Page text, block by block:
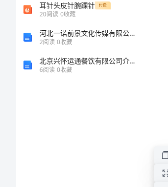
耳针头皮针腕踝针 付费
20阅读 0收藏
河北一诺前景文化传媒有限公司介绍企业发展分析报告
2阅读 0收藏
北京兴怀运通餐饮有限公司介绍企业发展分析报告
6阅读 0收藏